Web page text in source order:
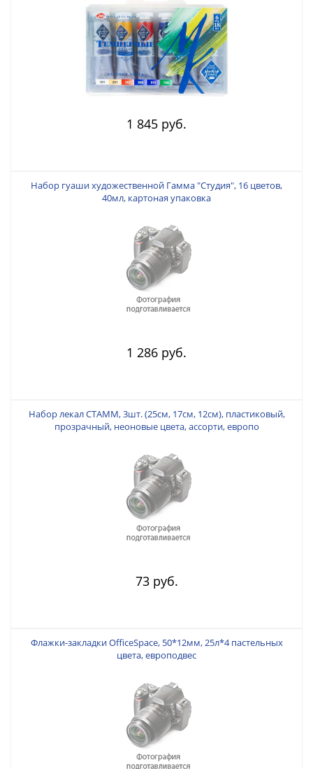
1 845 руб.
Набор гуаши художественной Гамма "Студия", 16 цветов,
40мл, картоная упаковка
1 286 руб.
Набор лекал СТАММ, 3шт. (25см, 17см, 12см), пластиковый,
прозрачный, неоновые цвета, ассорти, европо
73 руб.
Флажки-закладки OfficeSpace, 50*12мм, 25л*4 пастельных
цвета, европодвес